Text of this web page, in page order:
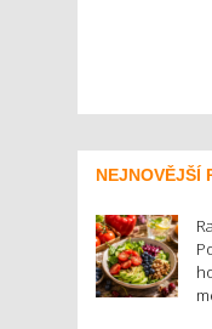
NEJNOVĚJŠÍ